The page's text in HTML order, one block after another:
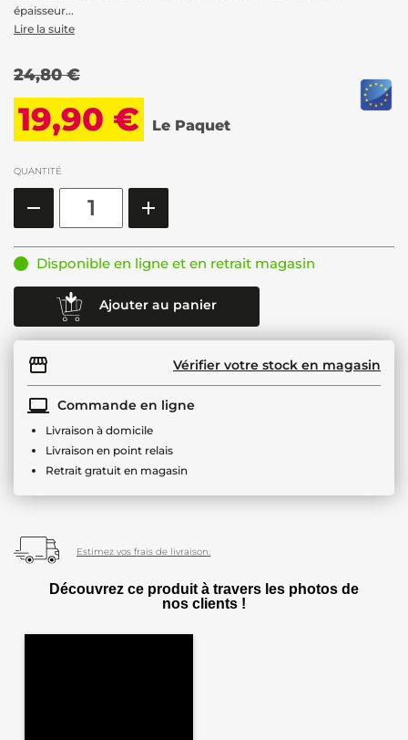
épaisseur...
Lire la suite
24,80 €
19,90 € Le Paquet
QUANTITÉ
Disponible en ligne et en retrait magasin
Ajouter au panier
Vérifier votre stock en magasin
Commande en ligne
Livraison à domicile
Livraison en point relais
Retrait gratuit en magasin
Estimez vos frais de livraison.
Découvrez ce produit à travers les photos de
nos clients !